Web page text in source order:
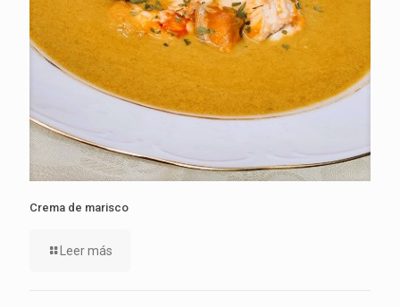
Crema de marisco
Leer más